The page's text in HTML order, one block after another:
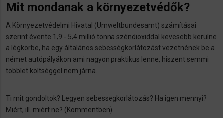
Mit mondanak a környezetvédők?
A Környezetvédelmi Hivatal (Umweltbundesamt) számításai
szerint évente 1,9 - 5,4 millió tonna széndioxiddal kevesebb kerülne
a légkörbe, ha egy általános sebességkorlátozást vezetnének be a
német autópályákon ami nagyon praktikus lenne, hiszent semmi
többlet költséggel nem járna.
Ti mit gondoltok? Legyen sebességkorlátozás? Ha igen mennyi?
Miért, ill. miért ne? (Kommentben)